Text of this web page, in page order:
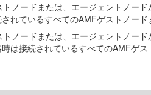
トノードまたは、エージェントノー
れているすべてのAMFゲストノー
トノードまたは、エージェントノー
は接続されているすべてのAMFゲ